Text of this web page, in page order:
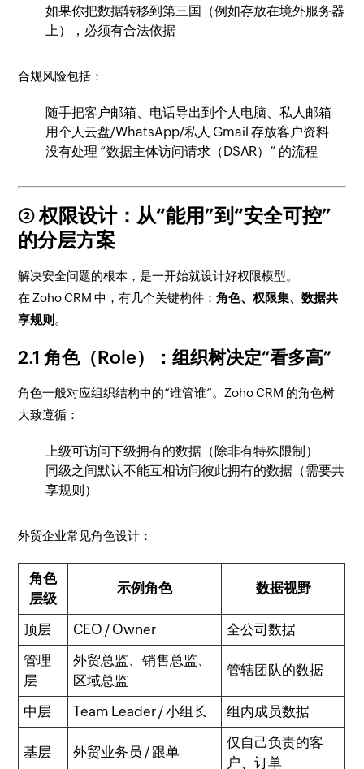
如果你把数据转移到第三国（例如存放在境外服务器
上），必须有合法依据
合规风险包括：
随手把客户邮箱、电话导出到个人电脑、私人邮箱
用个人云盘/WhatsApp/私人 Gmail 存放客户资料
没有处理 “数据主体访问请求（DSAR）” 的流程
② 权限设计：从“能用”到“安全可控”
的分层方案
解决安全问题的根本，是一开始就设计好权限模型。
在 Zoho CRM 中，有几个关键构件：角色、权限集、数据共
享规则 。
2.1 角色（Role）：组织树决定“看多高”
角色一般对应组织结构中的“谁管谁”。Zoho CRM 的角色树
大致遵循：
上级可访问下级拥有的数据（除非有特殊限制）
同级之间默认不能互相访问彼此拥有的数据（需要共
享规则）
外贸企业常见角色设计：
角色
层级
示例角色 数据视野
顶层 CEO / Owner
全公司数据
管理
层
外贸总监、销售总监、
区域总监
管辖团队的数据
中层 Team Leader / 小组长 组内成员数据
基层 外贸业务员 / 跟单
仅自己负责的客
户、订单